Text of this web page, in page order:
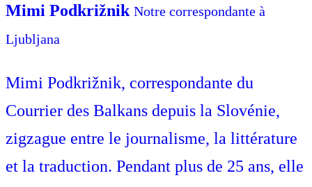
Mimi Podkrižnik Notre correspondante à
Ljubljana
Mimi Podkrižnik, correspondante du
Courrier des Balkans depuis la Slovénie,
zigzague entre le journalisme, la littérature
et la traduction. Pendant plus de 25 ans, elle